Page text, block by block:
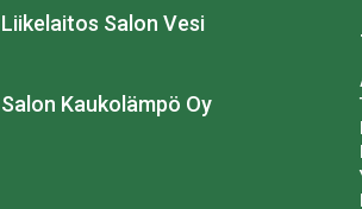
Liikelaitos Salon Vesi
Salon Kaukolämpö Oy